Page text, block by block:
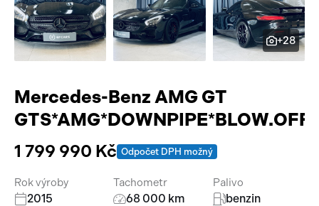
Pracovní stroje
Náhradní díly
Auto a život
Videa
+28
Mercedes-Benz AMG GT
1 799 990 Kč Odpočet DPH možný
Rok výroby
2015
Tachometr
68 000 km
Palivo
benzin